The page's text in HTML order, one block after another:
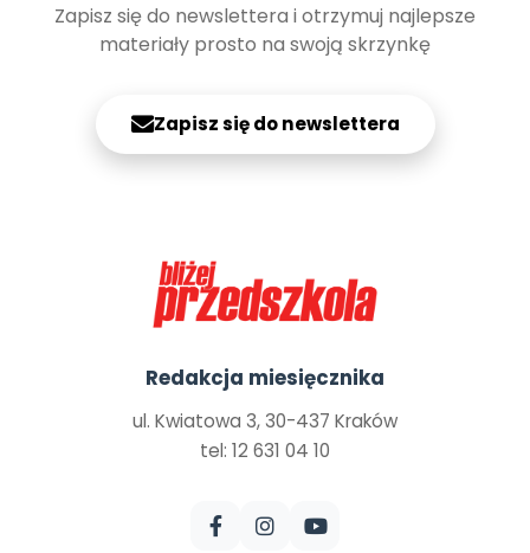
Zapisz się do newslettera i otrzymuj najlepsze
materiały prosto na swoją skrzynkę
Zapisz się do newslettera
Redakcja miesięcznika
ul. Kwiatowa 3, 30-437 Kraków
tel: 12 631 04 10